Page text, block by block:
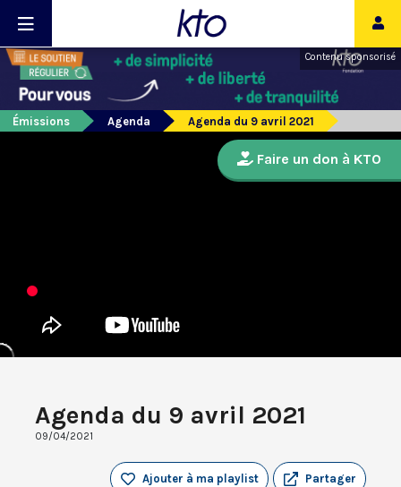
Contenu sponsorisé
Émissions Agenda Agenda du 9 avril 2021
Agenda du 9 avril 2021
09/04/2021
Partager
Ajouter à ma playlist
Faire un don à KTO